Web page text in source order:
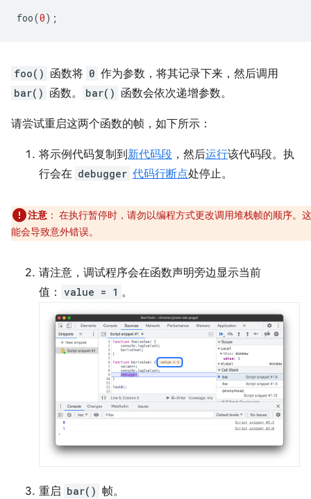
foo(0);
foo() 函数将 0 作为参数，将其记录下来，然后调用
bar() 函数。 bar() 函数会依次递增参数。
请尝试重启这两个函数的帧，如下所示：
将示例代码复制到新代码段 ，然后运行该代码段。执
行会在 debugger 代码行断点处停止。
注意 ： 在执行暂停时，请勿以编程方式更改调用堆栈帧的顺序。
能会导致意外错误。
请注意，调试程序会在函数声明旁边显示当前
值： value = 1 。
重启 bar() 帧。